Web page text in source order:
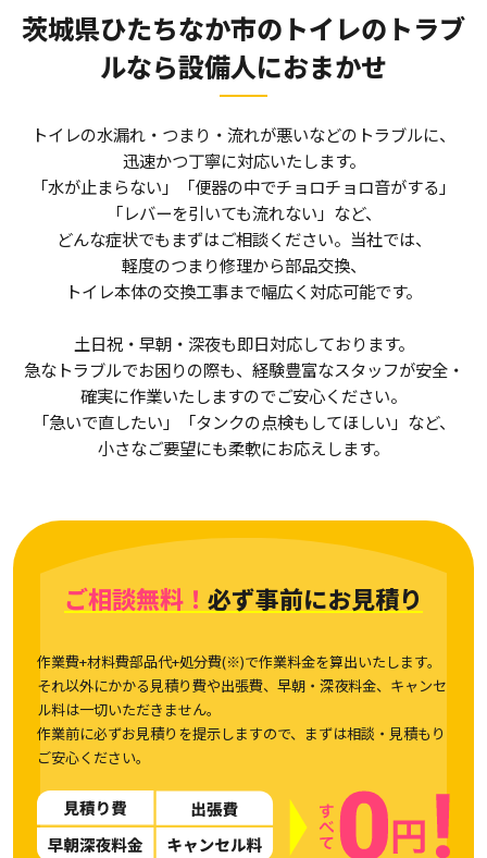
茨城県ひたちなか市のトイレのトラブ
ルなら設備人におまかせ
トイレの水漏れ・つまり・流れが悪いなどのトラブルに、
迅速かつ丁寧に対応いたします。
「水が止まらない」「便器の中でチョロチョロ音がする」
「レバーを引いても流れない」など、
どんな症状でもまずはご相談ください。当社では、
軽度のつまり修理から部品交換、
トイレ本体の交換工事まで幅広く対応可能です。
土日祝・早朝・深夜も即日対応しております。
急なトラブルでお困りの際も、経験豊富なスタッフが安全・
確実に作業いたしますのでご安心ください。
「急いで直したい」「タンクの点検もしてほしい」など、
小さなご要望にも柔軟にお応えします。
ご相談無料！ 必ず事前にお見積り
作業費+材料費部品代+処分費(※)で作業料金を算出いたします。
それ以外にかかる見積り費や出張費、早朝・深夜料金、キャンセ
ル料は一切いただきません。
作業前に必ずお見積りを提示しますので、まずは相談・見積もり
ご安心ください。